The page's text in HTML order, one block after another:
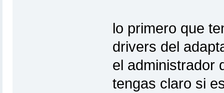
lo primero que
drivers del
el administrador
tengas claro si